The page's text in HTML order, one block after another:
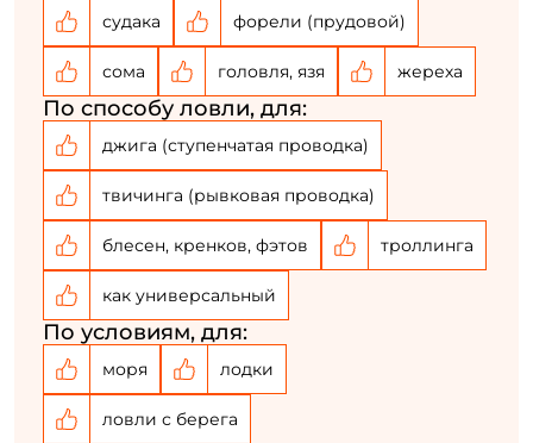
судака форели (прудовой)
сома головля, язя жереха
По способу ловли, для:
джига (ступенчатая проводка)
твичинга (рывковая проводка)
блесен, кренков, фэтов троллинга
как универсальный
По условиям, для:
моря лодки
ловли с берега
У меня уже есть аккаунт